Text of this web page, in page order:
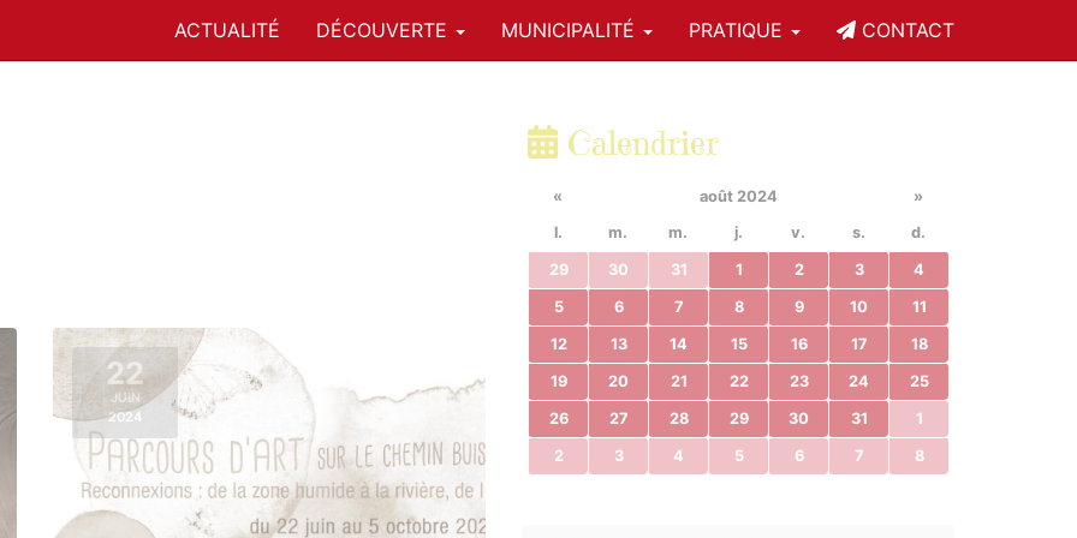
ACTUALITÉ DÉCOUVERTE MUNICIPALITÉ PRATIQUE CONTACT
22
JUIN
2024
Calendrier
« août 2024
»
l.
m. m. j. v. s. d.
29 30 31 1 2 3 4
5 6 7 8 9 10 11
12 13 14 15 16 17 18
19 20 21 22 23 24 25
26 27 28 29 30 31 1
2 3 4 5 6 7 8